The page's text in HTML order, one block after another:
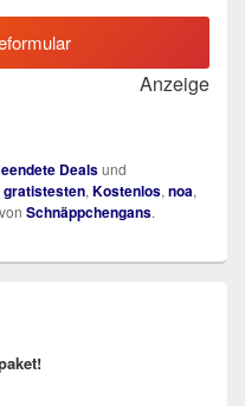
Anzeige
Dealsund
gratistesten, Kostenlos, noa,
von Schnäppchengans.